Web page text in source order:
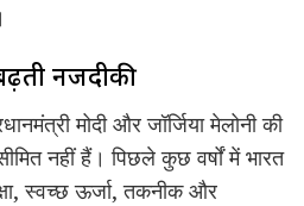
नजदीकी
मोदी और जॉर्जिया मेलोनी की
नहीं हैं। पिछले कुछ वर्षों में भारत
स्वच्छ ऊर्जा, तकनीक और